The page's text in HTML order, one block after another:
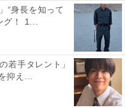
Instagram
“身長を知って
！ 1...
若手タレント」
抑え...